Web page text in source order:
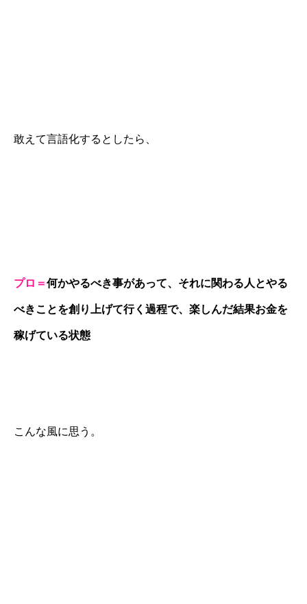
敢えて言語化するとしたら、
プロ＝何かやるべき事があって、それに関わる人とやる
べきことを創り上げて行く過程で、楽しんだ結果お金を
稼げている状態
こんな風に思う。